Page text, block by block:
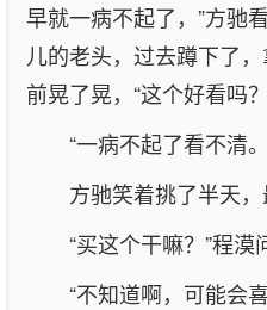
早就一病不起了，”方驰
儿的老头，过去蹲下了
前晃了晃，“这个好看吗
“一病不起了看不清。
方驰笑着挑了半天，
“买这个干嘛？”程漠
“不知道啊，可能会